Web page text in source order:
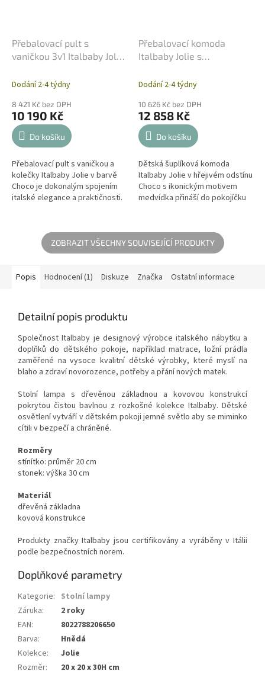
Přebalovací pult s
vaničkou 3v1 Italbaby Jolie
Dodání 2-4 týdny
8 421 Kč bez DPH
10 190 Kč
Do košíku
Přebalovací pult s vaničkou a
kolečky Italbaby Jolie v barvě
Choco je dokonalým spojením
italské elegance a praktičnosti.
Přebalovací komoda
Italbaby Jolie s
Dodání 2-4 týdny
10 626 Kč bez DPH
12 858 Kč
Do košíku
Dětská šuplíková komoda
Italbaby Jolie v hřejivém odstínu
Choco s ikonickým motivem
medvídka přináší do pokojíčku
designová...
ZOBRAZIT VŠECHNY SOUVISEJÍCÍ PRODUKTY
Popis Hodnocení (1) Diskuze Značka Ostatní informace
Detailní popis produktu
Společnost Italbaby je designový výrobce italského nábytku a
doplňků do dětského pokoje, například matrace, ložní prádla
zaměřené na vysoce kvalitní dětské výrobky, které myslí na
blaho a zdraví novorozence, potřeby a přání nových matek.
Stolní lampa s dřevěnou základnou a kovovou konstrukcí
pokrytou čistou bavlnou z rozkošné kolekce Italbaby. Dětské
osvětlení vytváří v dětském pokoji jemné světlo aby se miminko
cítili v bezpečí a chráněné.
Rozměry
stínítko: průměr 20 cm
stonek: výška 30 cm
Materiál
dřevěná základna
kovová konstrukce
Produkty značky Italbaby jsou certifikovány a vyráběny v Itálii
podle bezpečnostních norem.
Doplňkové parametry
Kategorie: Stolní lampy
Záruka:
2 roky
EAN:
8022788206650
Barva:
Hnědá
Kolekce:
Jolie
Rozměr: 20 x 20 x 30H cm